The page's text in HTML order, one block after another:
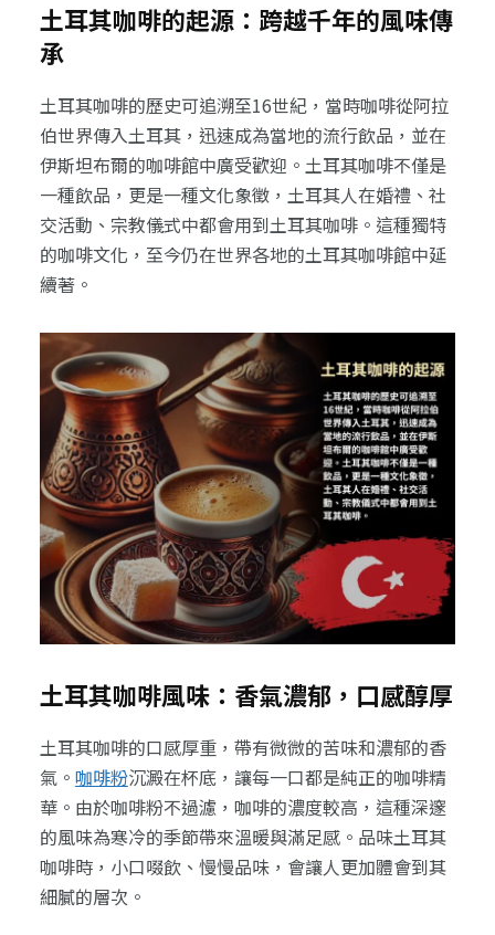
土耳其咖啡的起源：跨越千年的風味傳
承
土耳其咖啡的歷史可追溯至16世紀，當時咖啡從阿拉
伯世界傳入土耳其，迅速成為當地的流行飲品，並在
伊斯坦布爾的咖啡館中廣受歡迎。土耳其咖啡不僅是
一種飲品，更是一種文化象徵，土耳其人在婚禮、社
交活動、宗教儀式中都會用到土耳其咖啡。這種獨特
的咖啡文化，至今仍在世界各地的土耳其咖啡館中延
續著。
土耳其咖啡風味：香氣濃郁，口感醇厚
土耳其咖啡的口感厚重，帶有微微的苦味和濃郁的香
氣。 咖啡粉沉澱在杯底，讓每一口都是純正的咖啡精
華。由於咖啡粉不過濾，咖啡的濃度較高，這種深邃
的風味為寒冷的季節帶來溫暖與滿足感。品味土耳其
咖啡時，小口啜飲、慢慢品味，會讓人更加體會到其
細膩的層次。